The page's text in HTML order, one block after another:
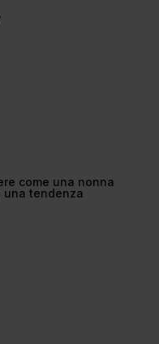
come una nonna
una tendenza